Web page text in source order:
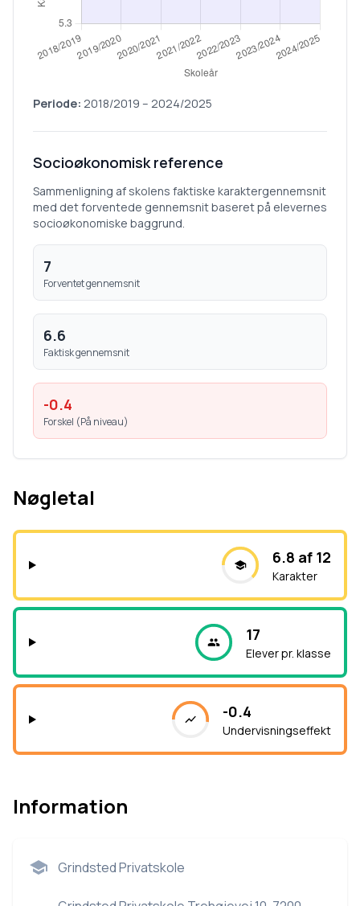
Periode: 2018/2019 – 2024/2025
Socioøkonomisk reference
Sammenligning af skolens faktiske karaktergennemsnit
med det forventede gennemsnit baseret på elevernes
socioøkonomiske baggrund.
7
Forventet gennemsnit
6.6
Faktisk gennemsnit
-0.4
Forskel (På niveau)
Nøgletal
6.8 af 12
Karakter
17
Elever pr. klasse
-0.4
Undervisningseffekt
Information
Grindsted Privatskole